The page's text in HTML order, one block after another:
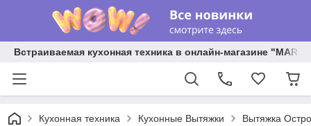
Встраиваемая кухонная техника в онлайн-магазине "MARY
Кухонная техника Кухонные Вытяжки Вытяжка